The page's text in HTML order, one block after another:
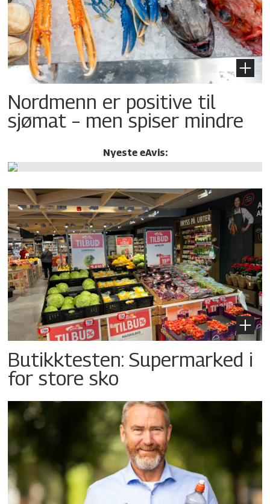
Nordmenn er positive til
sjømat – men spiser mindre
Nyeste eAvis:
Butikktesten: Supermarked i
for store sko